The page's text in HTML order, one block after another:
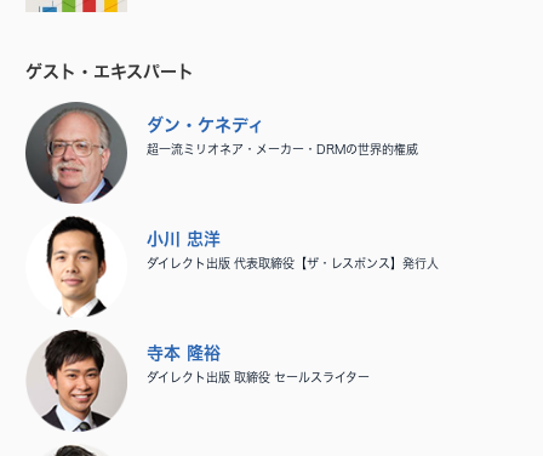
ゲスト・エキスパート
ダン・ケネディ
超一流ミリオネア・メーカー・DRMの世界的権威
小川 忠洋
ダイレクト出版 代表取締役【ザ・レスポンス】発行人
寺本 隆裕
ダイレクト出版 取締役 セールスライター